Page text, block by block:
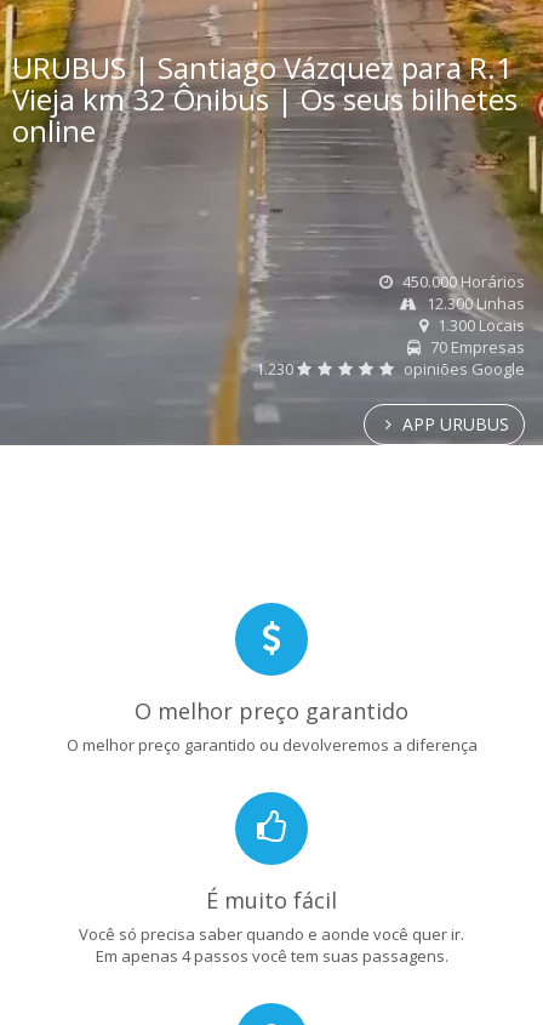
URUBUS | Santiago Vázquez para R.1
Vieja km 32 Ônibus | Os seus bilhetes
online
450.000 Horários
12.300 Linhas
1.300 Locais
70 Empresas
1.230
opiniões Google
APP URUBUS
O melhor preço garantido
O melhor preço garantido ou devolveremos a diferença
É muito fácil
Você só precisa saber quando e aonde você quer ir.
Em apenas 4 passos você tem suas passagens.